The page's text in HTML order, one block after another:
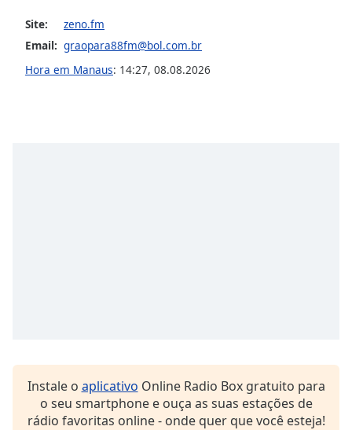
Opacity
Caption
Family
Reset
Site:
zeno.fm
Email: graopara88fm@bol.com.br
Hora em Manaus: 14:27, 08.08.2026
Instale o aplicativo Online Radio Box gratuito para
o seu smartphone e ouça as suas estações de
rádio favoritas online - onde quer que você esteja!